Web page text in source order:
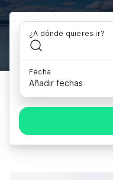
¿A dónde quieres ir?
Fecha
Añadir fechas